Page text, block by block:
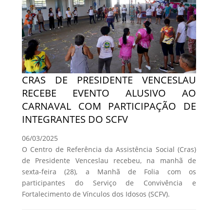
CRAS DE PRESIDENTE VENCESLAU
RECEBE EVENTO ALUSIVO AO
CARNAVAL COM PARTICIPAÇÃO DE
INTEGRANTES DO SCFV
06/03/2025
O Centro de Referência da Assistência Social (Cras)
de Presidente Venceslau recebeu, na manhã de
sexta-feira (28), a Manhã de Folia com os
participantes do Serviço de Convivência e
Fortalecimento de Vínculos dos Idosos (SCFV).